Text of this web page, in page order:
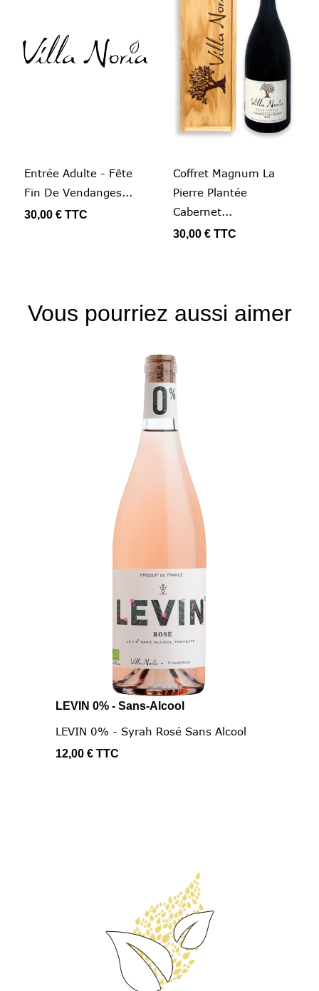
Entrée Adulte - Fête
Fin De Vendanges...
30,00 € TTC
Coffret Magnum La
Pierre Plantée
Cabernet...
30,00 € TTC
Vous pourriez aussi aimer
LEVIN 0% - Sans-Alcool
LEVIN 0% - Syrah Rosé Sans Alcool
12,00 € TTC